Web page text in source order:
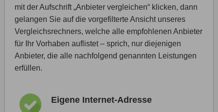
mit der Aufschrift „Anbieter vergleichen“ klicken, dann
gelangen Sie auf die vorgefilterte Ansicht unseres
Vergleichsrechners, welche alle empfohlenen Anbieter
für Ihr Vorhaben auflistet – sprich, nur diejenigen
Anbieter, die alle nachfolgend genannten Leistungen
erfüllen.
Eigene Internet-Adresse